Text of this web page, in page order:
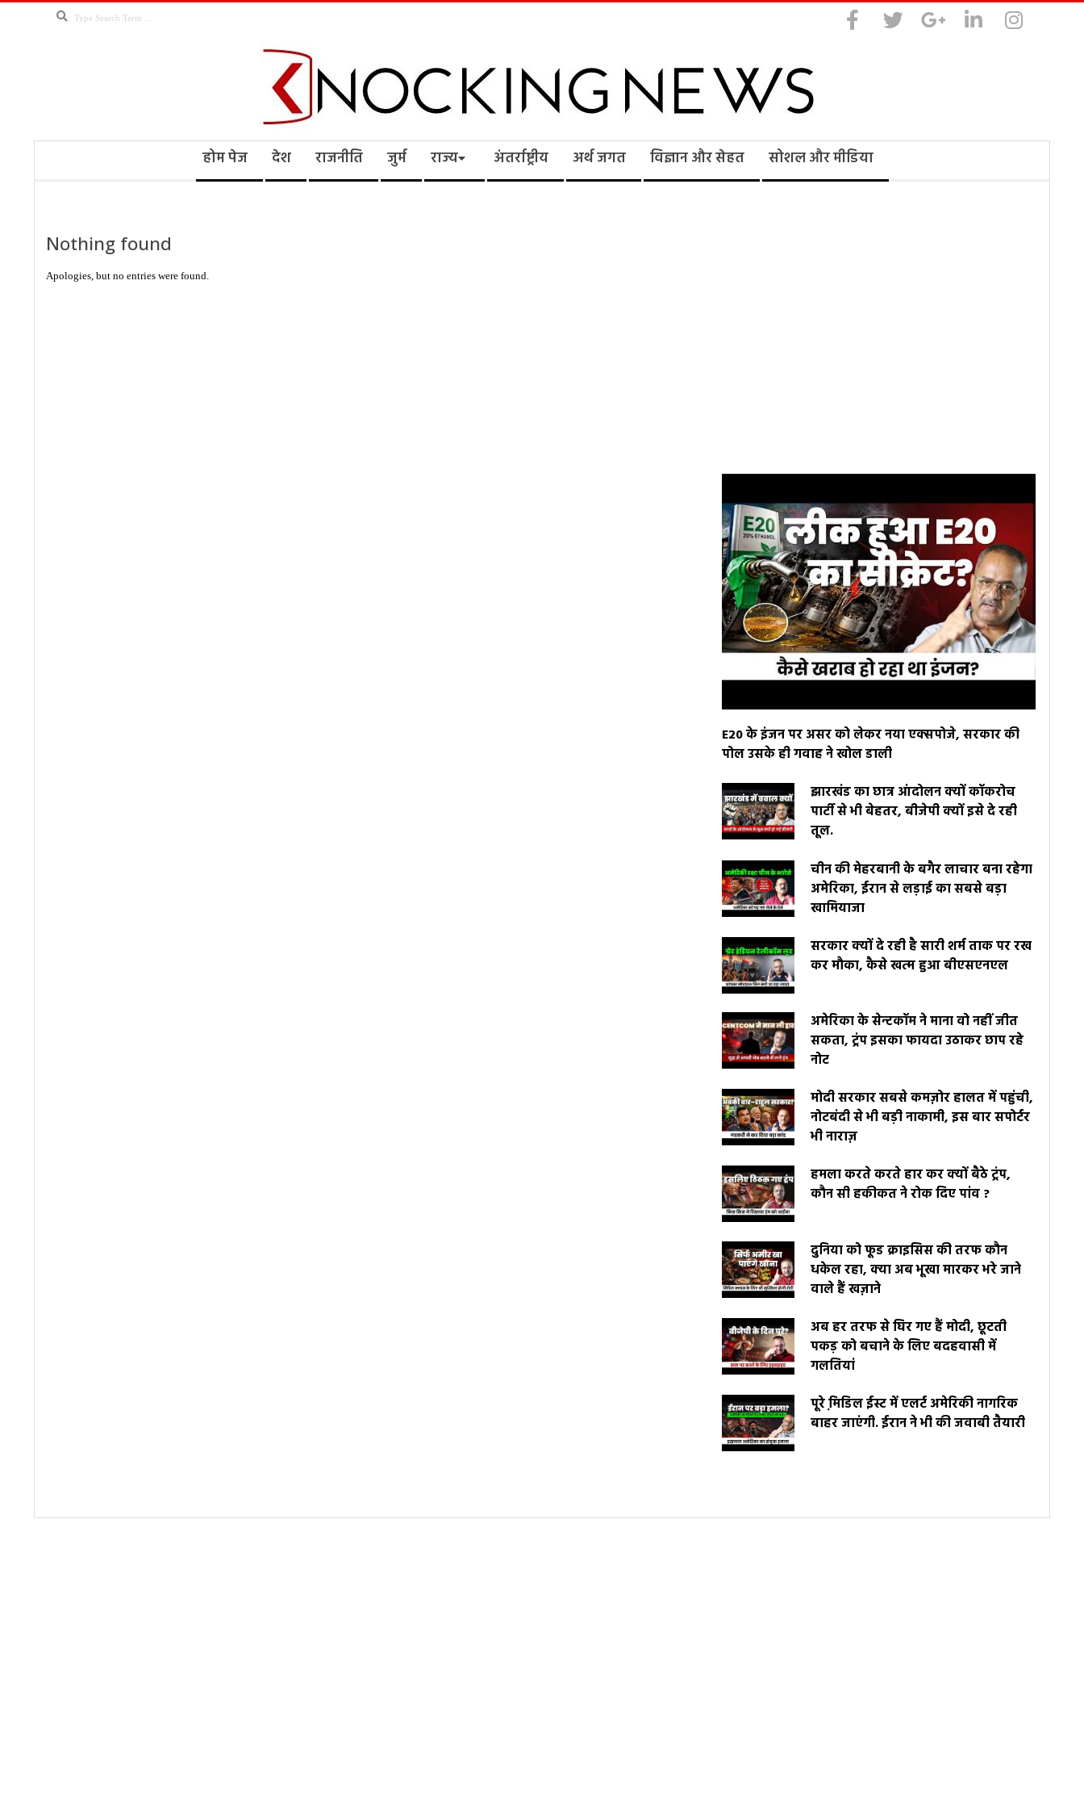
Search
Knocking
होम पेज देश राजनीति जुर्म राज्य अंतर्राष्ट्रीय अर्थ जगत विज्ञान और सेहत सोशल और मीडिया
Nothing found
Apologies, but no entries were found.
E20 के इंजन पर असर को लेकर नया एक्सपोजे, सरकार की
पोल उसके ही गवाह ने खोल डाली
झारखंड का छात्र आंदोलन क्यों कॉकरोच
पार्टी से भी बेहतर, बीजेपी क्यों इसे दे रही
तूल.
चीन की मेहरबानी के बगैर लाचार बना रहेगा
अमेरिका, ईरान से लड़ाई का सबसे बड़ा
खामियाजा
सरकार क्यों दे रही है सारी शर्म ताक पर रख
कर मौका, कैसे खत्म हुआ बीएसएनएल
अमेरिका के सेन्टकॉम ने माना वो नहीं जीत
सकता, ट्रंप इसका फायदा उठाकर छाप रहे
नोट
मोदी सरकार सबसे कमज़ोर हालत में पहुंची,
नोटबंदी से भी बड़ी नाकामी, इस बार सपोर्टर
भी नाराज़
हमला करते करते हार कर क्यों बैठे ट्रंप,
कौन सी हकीकत ने रोक दिए पांव ?
दुनिया को फूड क्राइसिस की तरफ कौन
धकेल रहा, क्या अब भूखा मारकर भरे जाने
वाले हैं खज़ाने
अब हर तरफ से घिर गए हैं मोदी, छूटती
पकड़ को बचाने के लिए बदहवासी में
गलतियां
पूरे मि़डिल ईस्ट में एलर्ट अमेरिकी नागरिक
बाहर जाएंगी. ईरान ने भी की जवाबी तैयारी